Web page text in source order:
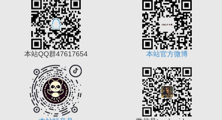
本站QQ群47617654 本站官方微博